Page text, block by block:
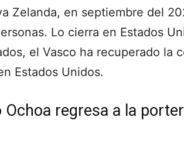
Zelanda, en septiembre del
Lo cierra en Estados
el Vasco ha recuperado la
Estados Unidos.
Ochoa regresa a la